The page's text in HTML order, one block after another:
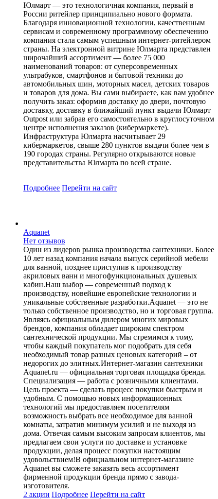
Юлмарт — это технологичная компания, первый в
России ритейлер принципиально нового формата.
Благодаря инновационной технологии, качественным
сервисам и современному программному обеспечению
компания стала самым успешным интернет-ритейлером
страны. На электронной витрине Юлмарта представлен
широчайший ассортимент — более 75 000
наименований товаров: от суперсовременных
ультрабуков, смартфонов и бытовой техники до
автомобильных шин, моторных масел, детских товаров
и товаров для дома. Вы сами выбираете, как вам удобнее
получить заказ: оформив доставку до двери, почтовую
доставку, доставку в ближайший пункт выдачи Юлмарт
Outpost или забрав его самостоятельно в круглосуточном
центре исполнения заказов (кибермаркете).
Инфраструктура Юлмарта насчитывает 29
кибермаркетов, свыше 280 пунктов выдачи более чем в
190 городах страны. Регулярно открываются новые
представительства Юлмарта по всей стране.
Подробнее Перейти на сайт
Aquanet
Нет отзывов
Один из лидеров рынка производства сантехники. Более
10 лет назад компания начала выпуск серийной мебели
для ванной, позднее приступив к производству
акриловых ванн и многофункциональных душевых
кабин.Наш выбор — современный подход к
производству, новейшие европейские технологии и
уникальные собственные разработки.Aquanet — это не
только собственное производство, но и торговая группа.
Являясь официальным дилером многих мировых
брендов, компания обладает широким спектром
сантехнической продукции. Мы стремимся к тому,
чтобы каждый покупатель мог подобрать для себя
необходимый товар разных ценовых категорий – от
недорогих до элитных.Интернет-магазин сантехники
Aquanet.ru — официальная торговая площадка бренда.
Специализация — работа с розничными клиентами.
Цель проекта — сделать процесс покупки быстрым и
удобным. С помощью новых информационных
технологий мы предоставляем посетителям
возможность выбрать все необходимое для ванной
комнаты, затратив минимум усилий и не выходя из
дома. Отвечая самым высоким запросам клиентов, мы
предлагаем свои услуги по доставке и установке
продукции, делая процесс покупки настоящим
удовольствием!В официальном интернет-магазине
Aquanet вы сможете заказать весь ассортимент
фирменной продукции бренда прямо с завода-
изготовителя.
2 акции Подробнее Перейти на сайт